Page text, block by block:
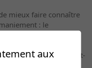
mieux faire connaître
: le
d’anticorps
nous
prescription? Convient-
fréquemment
aux